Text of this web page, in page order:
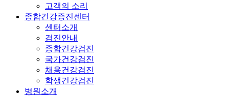
고객의 소리
종합건강증진센터
센터소개
검진안내
종합건강검진
국가건강검진
채용건강검진
학생건강검진
병원소개